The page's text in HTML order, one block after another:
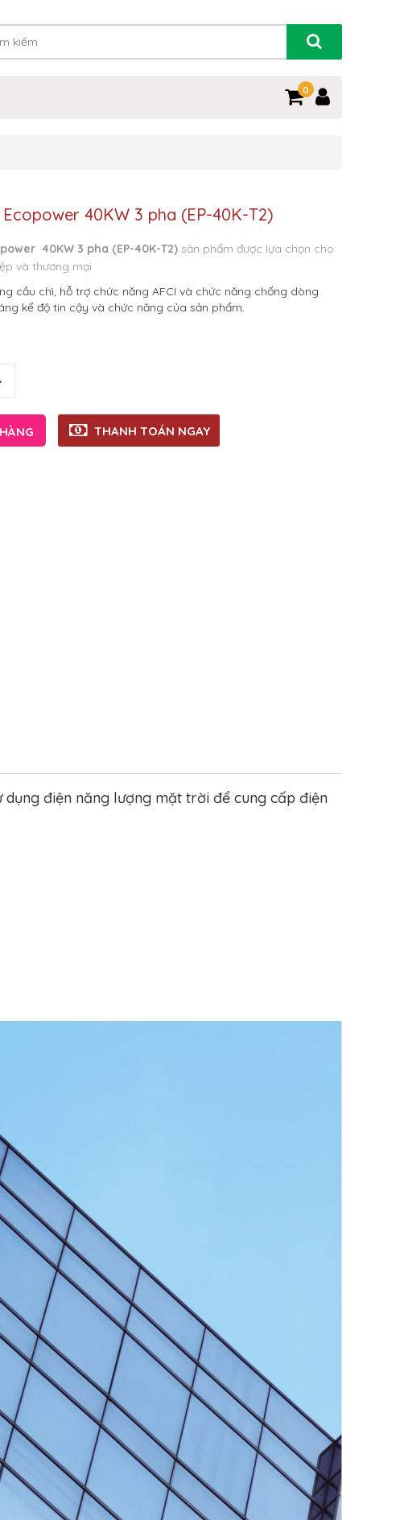
0
40KW 3 pha (EP-40K-T2)
40KW 3 pha (EP-40K-T2) sản phẩm được lựa chọn cho
và thương mại
cầu chì, hỗ trợ chức năng AFCI và chức năng chống dòng
kể độ tin cậy và chức năng của sản phẩm.
THANH TOÁN NGAY
điện năng lượng mặt trời để cung cấp điện